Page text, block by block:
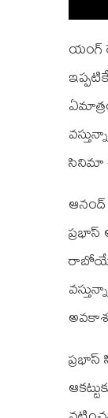
యంగ్
సినిమా
ప్రభాస్
రాబోయే